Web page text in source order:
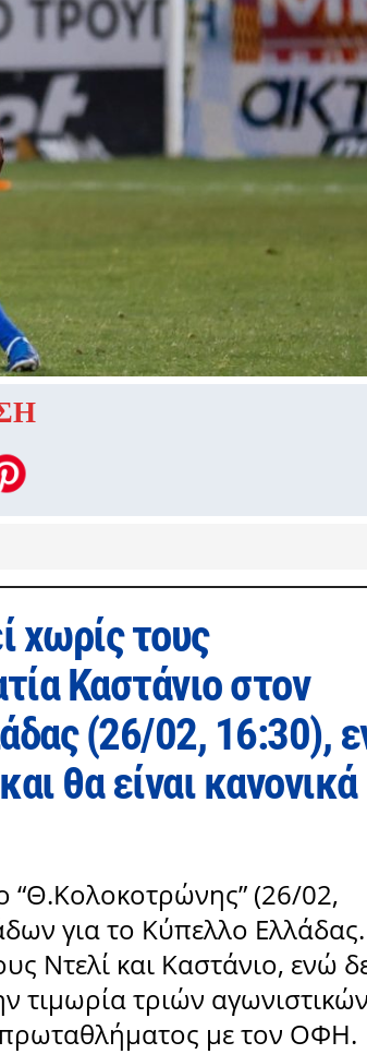
χωρίς τους
Καστάνιο στον
(26/02, 16:30),
θα είναι κανονικά
“Θ.Κολοκοτρώνης” (26/02,
για το Κύπελλο
Ντελί και Καστάνιο, ενώ
τιμωρία τριών αγωνιστικών
πρωταθλήματος με τον ΟΦΗ.